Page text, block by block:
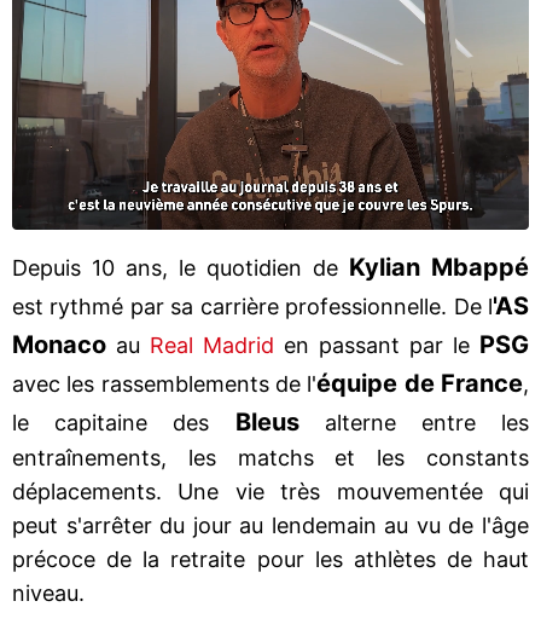
Depuis 10 ans, le quotidien de Kylian Mbappé
est rythmé par sa carrière professionnelle. De l'AS
Monaco au Real Madrid en passant par le PSG
avec les rassemblements de l'équipe de France,
le capitaine des Bleus
alterne entre les
entraînements, les matchs et les constants
déplacements. Une vie très mouvementée qui
peut s'arrêter du jour au lendemain au vu de l'âge
précoce de la retraite pour les athlètes de haut
niveau.